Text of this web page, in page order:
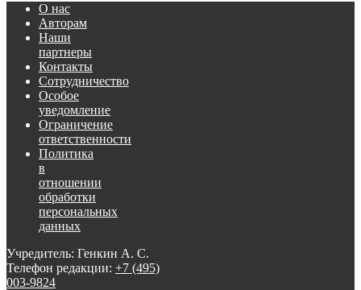
О нас
Авторам
Наши
партнеры
Контакты
Сотрудничество
Особое
уведомление
Ограничение
ответственности
Политика
в
отношении
обработки
персональных
данных
Учредитель: Генкин А. С.
Телефон редакции: +7 (495)
003-9824